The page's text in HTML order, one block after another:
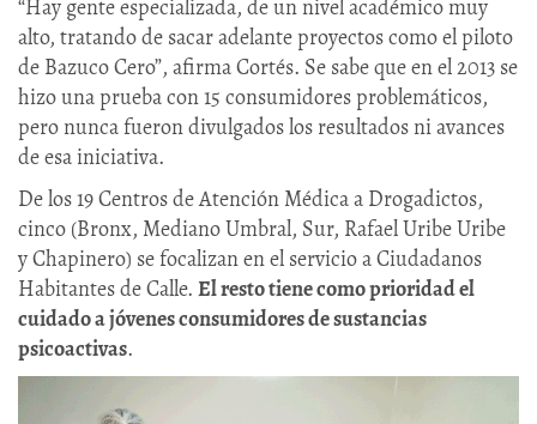
“Hay gente especializada, de un nivel académico muy
alto, tratando de sacar adelante proyectos como el piloto
de Bazuco Cero”, afirma Cortés. Se sabe que en el 2013 se
hizo una prueba con 15 consumidores problemáticos,
pero nunca fueron divulgados los resultados ni avances
de esa iniciativa.
De los 19 Centros de Atención Médica a Drogadictos,
cinco (Bronx, Mediano Umbral, Sur, Rafael Uribe Uribe
y Chapinero) se focalizan en el servicio a Ciudadanos
Habitantes de Calle. El resto tiene como prioridad el
cuidado a jóvenes consumidores de sustancias
psicoactivas.